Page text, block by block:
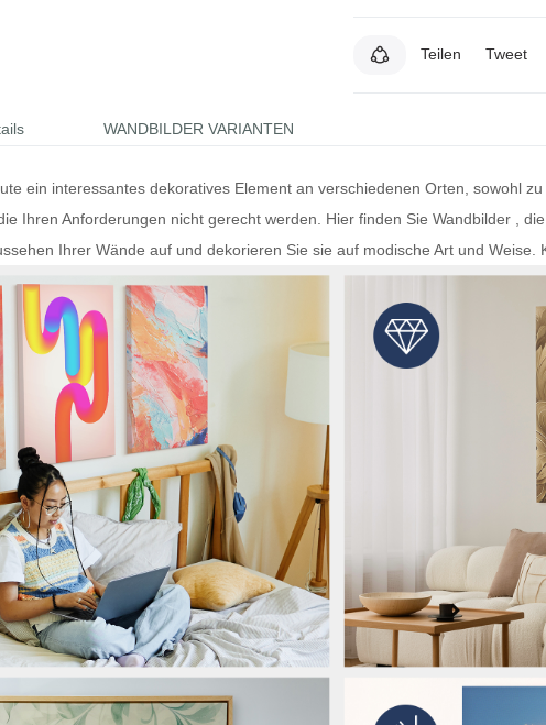
Teilen Tweet
WANDBILDER VARIANTEN
ein interessantes dekoratives Element an verschiedenen Orten, sowohl
Ihren Anforderungen nicht gerecht werden. Hier finden Sie Wandbilder ,
Ihrer Wände auf und dekorieren Sie sie auf modische Art und Weise.